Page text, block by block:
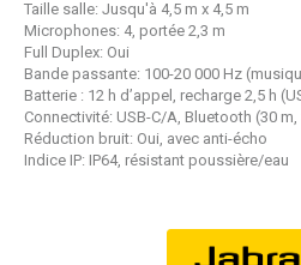
Taille salle: Jusqu'à 4,5 m x 4,5 m
Microphones: 4, portée 2,3 m
Full Duplex: Oui
Bande passante: 100-20 000 Hz
Batterie : 12 h d’appel, recharge 2,5 h
Connectivité: USB-C/A, Bluetooth (30
Réduction bruit: Oui, avec anti-écho
Indice IP: IP64, résistant poussière/eau